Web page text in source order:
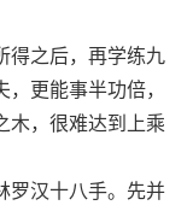
之后，再学练九
更能事半功倍，
木，很难达到上乘
汉十八手。先并